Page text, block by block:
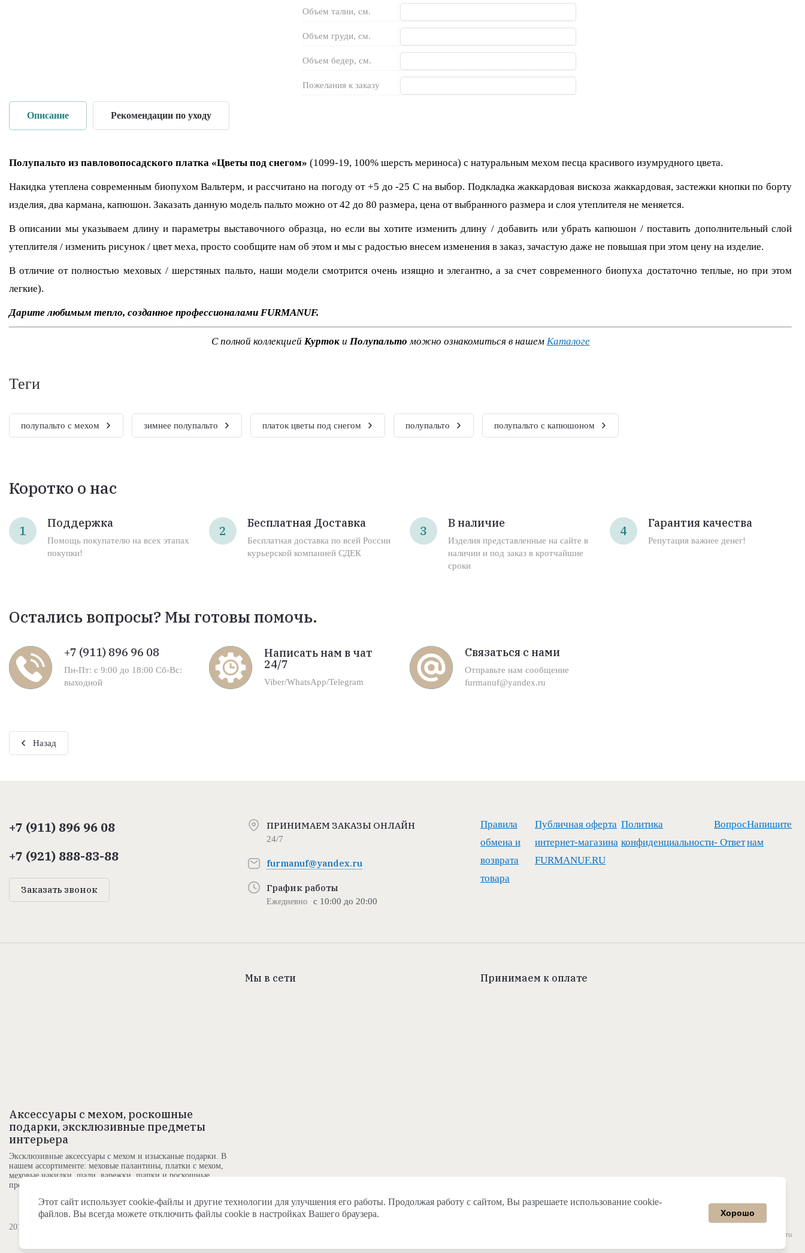
Объем талии, см.
Объем груди, см.
Объем бедер, см.
Пожелания к заказу
Описание Рекомендации по уходу
Полупальто из павловопосадского платка «Цветы под снегом» (1099-19, 100% шерсть мериноса) с натуральным мехом песца красивого изумрудного цвета.
Накидка утеплена современным биопухом Вальтерм, и рассчитано на погоду от +5 до -25 С на выбор. Подкладка жаккардовая вискоза жаккардовая, застежки кнопки по борту
изделия, два кармана, капюшон. Заказать данную модель пальто можно от 42 до 80 размера, цена от выбранного размера и слоя утеплителя не меняется.
В описании мы указываем длину и параметры выставочного образца, но если вы хотите изменить длину / добавить или убрать капюшон / поставить дополнительный слой
утеплителя / изменить рисунок / цвет меха, просто сообщите нам об этом и мы с радостью внесем изменения в заказ, зачастую даже не повышая при этом цену на изделие.
В отличие от полностью меховых / шерстяных пальто, наши модели смотрится очень изящно и элегантно, а за счет современного биопуха достаточно теплые, но при этом
легкие).
Дарите любимым тепло, созданное профессионалами FURMANUF.
С полной коллекцией Курток и Полупальто можно ознакомиться в нашем Каталоге
теги
полупальто с мехом зимнее полупальто платок цветы под снегом полупальто полупальто с капюшоном
Коротко о нас
1 Поддержка
Помощь покупателю на всех этапах
покупки!
2 Бесплатная Доставка
Бесплатная доставка по всей России
курьерской компанией СДЕК
3 В наличие
Изделия представленные на сайте в
наличии и под заказ в кротчайшие
сроки
4 Гарантия качества
Репутация важнее денег!
Остались вопросы? Мы готовы помочь.
+7 (911) 896 96 08
Пн-Пт: с 9:00 до 18:00 Сб-Вс:
выходной
Написать нам в чат
24/7
Viber/WhatsApp/Telegram
Связаться с нами
Отправьте нам сообщение
furmanuf@yandex.ru
Назад
+7 (911) 896 96 08
+7 (921) 888-83-88
Заказать звонок
ПРИНИМАЕМ ЗАКАЗЫ ОНЛАЙН
24/7
furmanuf@yandex.ru
График работы
Ежедневно с 10:00 до 20:00
Правила
обмена и
возврата
товара
Публичная оферта
интернет-магазина
FURMANUF.RU
Политика
конфиденциальности
Вопрос
- Ответ
Напишите
нам
Аксессуары с мехом, роскошные
подарки, эксклюзивные предметы
интерьера
Эксклюзивные аксессуары с мехом и изысканые подарки. В
нашем ассортименте: меховые палантины, платки с мехом,
меховые накидки, шали, варежки, шапки и роскошные
предметы интерьера
Мы в сети Принимаем к оплате
2011- 2026 | FURMANUF | ВСЕ ПРАВА ЗАЩИЩЕНЫ
Этот сайт использует cookie-файлы и другие технологии для улучшения его работы. Продолжая работу с сайтом, Вы разрешаете использование cookie-
файлов. Вы всегда можете отключить файлы cookie в настройках Вашего браузера.
Хорошо